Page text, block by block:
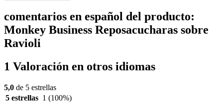
comentarios en español del producto:
Monkey Business Reposacucharas sobre
Ravioli
1 Valoración en otros idiomas
5,0 de 5 estrellas
5 estrellas 1 (100%)